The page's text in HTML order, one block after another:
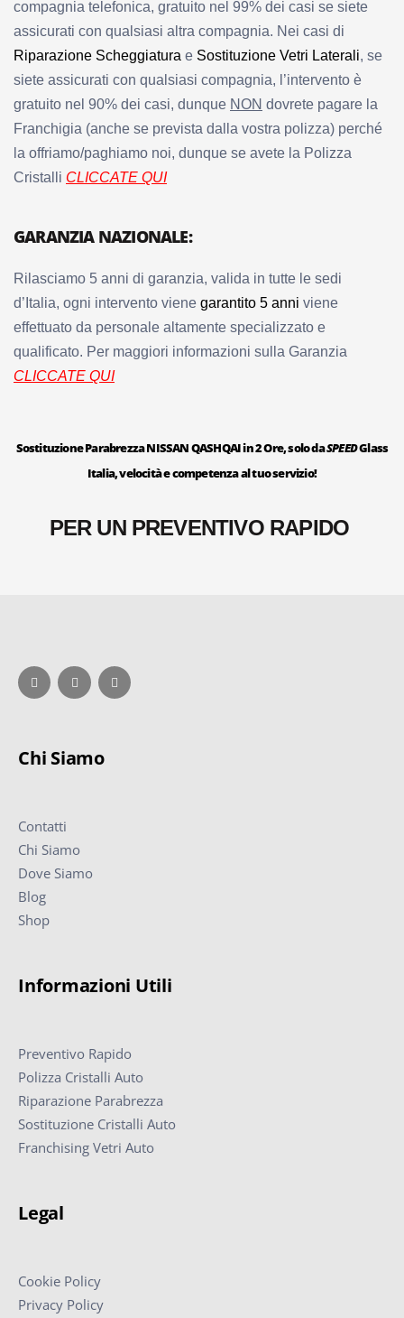
compagnia telefonica, gratuito nel 99% dei casi se siete
assicurati con qualsiasi altra compagnia. Nei casi di
Riparazione Scheggiatura e Sostituzione Vetri Laterali, se
siete assicurati con qualsiasi compagnia, l’intervento è
gratuito nel 90% dei casi, dunque NON dovrete pagare la
Franchigia (anche se prevista dalla vostra polizza) perché
la offriamo/paghiamo noi, dunque se avete la Polizza
Cristalli CLICCATE QUI
GARANZIA NAZIONALE:
Rilasciamo 5 anni di garanzia, valida in tutte le sedi
d’Italia, ogni intervento viene garantito 5 anni viene
effettuato da personale altamente specializzato e
qualificato. Per maggiori informazioni sulla Garanzia
CLICCATE QUI
Sostituzione Parabrezza NISSAN QASHQAI in 2 Ore, solo daSPEEDGlass
Italia, velocità e competenza al tuo servizio!
PER UN PREVENTIVO RAPIDO
Chi Siamo
Contatti
Chi Siamo
Dove Siamo
Blog
Shop
Informazioni Utili
Preventivo Rapido
Polizza Cristalli Auto
Riparazione Parabrezza
Sostituzione Cristalli Auto
Franchising Vetri Auto
Legal
Cookie Policy
Privacy Policy